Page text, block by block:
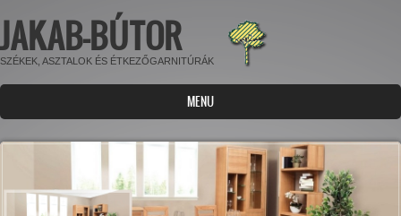
Ugrás a tartalomra
JAKAB-BÚTOR
SZÉKEK, ASZTALOK ÉS ÉTKEZŐGARNITÚRÁK
MENU